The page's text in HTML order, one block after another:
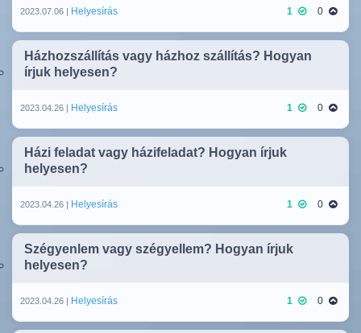
2023.07.06 | Helyesírás 1 0
Házhozszállítás vagy házhoz szállítás? Hogyan
írjuk helyesen?
2023.04.26 | Helyesírás 1 0
Házi feladat vagy házifeladat? Hogyan írjuk
helyesen?
2023.04.26 | Helyesírás 1 0
Szégyenlem vagy szégyellem? Hogyan írjuk
helyesen?
2023.04.26 | Helyesírás 1 0